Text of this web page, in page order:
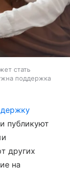
стать
поддержка
публикуют
других
на